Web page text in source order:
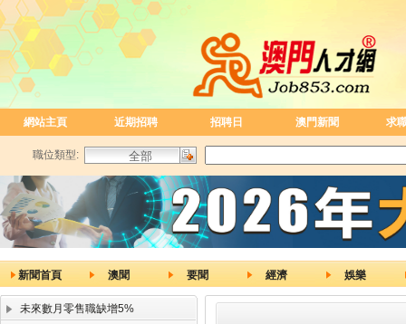
網站主頁 近期招聘 招聘日 澳門新聞 求
職位類型:
新聞首頁 澳聞 要聞 經濟 娛樂
未來數月零售職缺增5%